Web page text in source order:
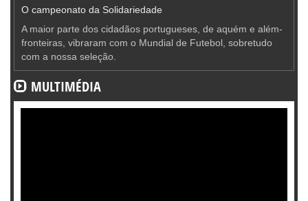
O campeonato da Solidariedade
A maior parte dos cidadãos portugueses, de aquém e além-
fronteiras, vibraram com o Mundial de Futebol, sobretudo
com a nossa seleção.
MULTIMÉDIA